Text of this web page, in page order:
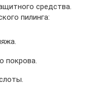
средства.
пилинга:
покрова.